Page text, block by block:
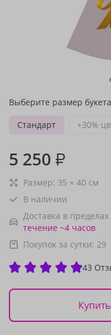
Выберите размер
Стандарт
+30%
5 250 ₽
Размер: 35 × 40 см
В наличии
Доставка в
течение ~4 часов
Покупок за сутки: 29
43